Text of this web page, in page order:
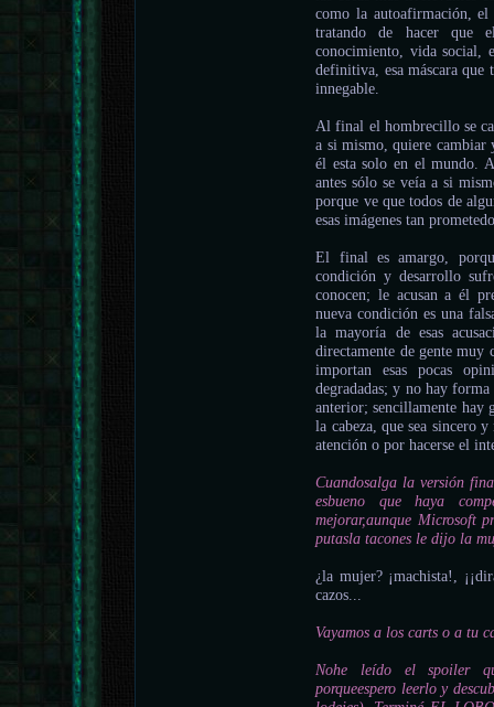
como la autoafirmación,
tratando de hacer que
conocimiento, vida social,
definitiva, esa máscara que
innegable.
Al final el hombrecillo se
a si mismo, quiere cambiar
él esta solo en el mundo.
antes sólo se veía a si
porque ve que todos de
esas imágenes tan
El final es amargo,
condición y desarrollo
conocen; le acusan a él
nueva condición es una
la mayoría de esas
directamente de gente muy
importan esas pocas
degradadas; y no hay
anterior; sencillamente hay
la cabeza, que sea sincero
atención o por hacerse el
Cuandosalga la versión
esbueno que haya
mejorar,aunque Microsoft
putasla tacones le dijo la
¿la mujer? ¡machista!,
cazos...
Vayamos a los carts o a tu
Nohe leído el spoiler
porqueespero leerlo y